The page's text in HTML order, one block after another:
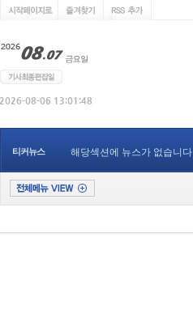
티커뉴스 해당섹션에 뉴스가 없습니다